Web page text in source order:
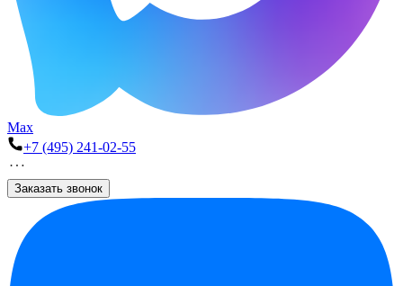
Max
+7 (495) 241-02-55
Заказать звонок